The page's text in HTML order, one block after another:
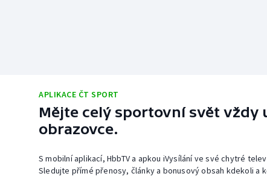
APLIKACE ČT SPORT
Mějte celý sportovní svět vždy
obrazovce.
S mobilní aplikací, HbbTV a apkou iVysílání ve své chytré
Sledujte přímé přenosy, články a bonusový obsah kdekoli a